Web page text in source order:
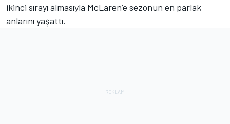
ikinci sırayı almasıyla McLaren’e sezonun en parlak
anlarını yaşattı.